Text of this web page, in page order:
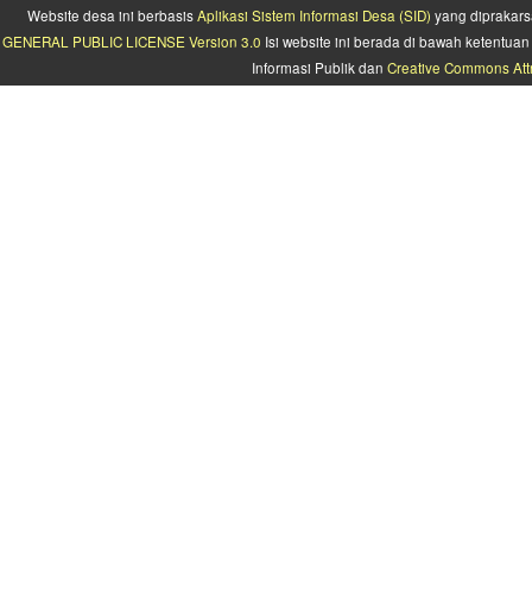
Website desa ini berbasisAplikasi Sistem Informasi Desa (SID) yang
GENERAL PUBLIC LICENSE Version 3.0 Isi website ini berada di bawah
Informasi Publik dan Creative Commons